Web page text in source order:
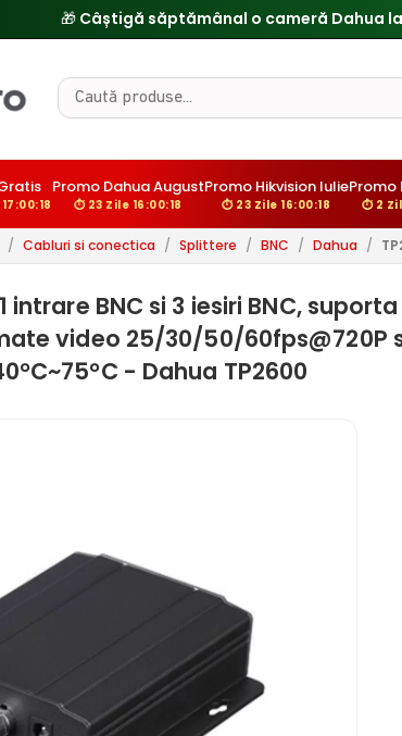
🎁 Câștigă săptămânal o cameră Dahua
Promo Dahua August
⏱ 23 Zile 16:00:17
Promo Hikvision Iulie
⏱ 23 Zile 16:00:17
Promo
⏱ 2
/ Cabluri si conectica / Splittere / BNC / Dahua /
intrare BNC si 3 iesiri BNC,
video 25/30/50/60fps@720P
- Dahua TP2600